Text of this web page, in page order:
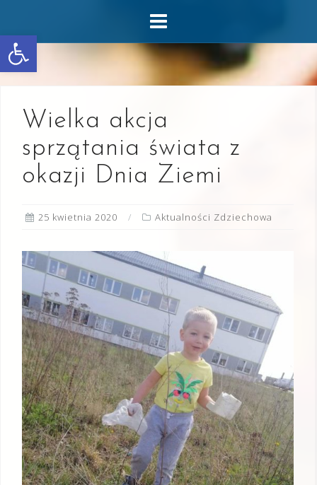
Otwórz pasek narzędzi
content
Wielka akcja
sprzątania świata z
okazji Dnia Ziemi
25 kwietnia 2020 Aktualności Zdziechowa